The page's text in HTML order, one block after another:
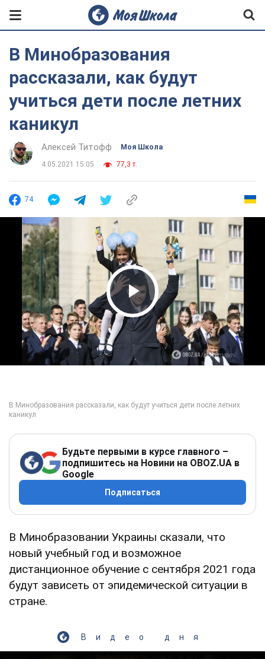
В Минобразования
рассказали, как будут
учиться дети после летних
каникул
Алексей Титофф Моя Школа
4.05.2021 15:05 77,3 т.
74
Play Video
Будьте первыми в курсе главного –
подпишитесь на Новини на OBOZ.UA в
Google
Подписаться
В Минобразовании Украины сказали, что
новый учебный год и возможное
дистанционное обучение с сентября 2021 года
будут зависеть от эпидемической ситуации в
стране.
Видео дня